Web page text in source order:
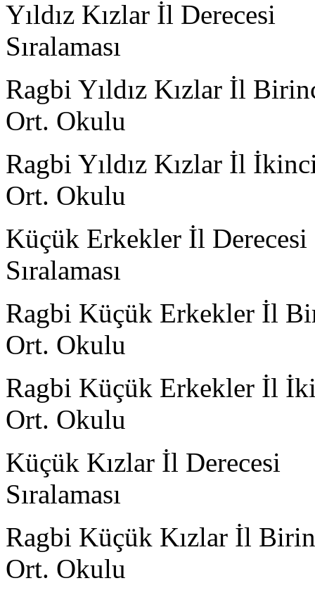
Yıldız Kızlar İl Derecesi
Ragbi Yıldız Kızlar İl
Ort. Okulu
Ragbi Yıldız Kızlar İl
Ort. Okulu
Küçük Erkekler İl Derecesi
Ragbi Küçük Erkekler İl
Ort. Okulu
Ragbi Küçük Erkekler İl
Ort. Okulu
Küçük Kızlar İl Derecesi
Ragbi Küçük Kızlar İl
Ort. Okulu